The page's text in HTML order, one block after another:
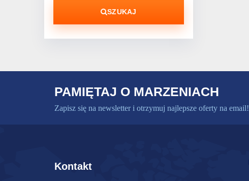
SZUKAJ
PAMIĘTAJ O MARZENIACH
Zapisz się na newsletter i otrzymuj najlepsze oferty na email!
Kontakt